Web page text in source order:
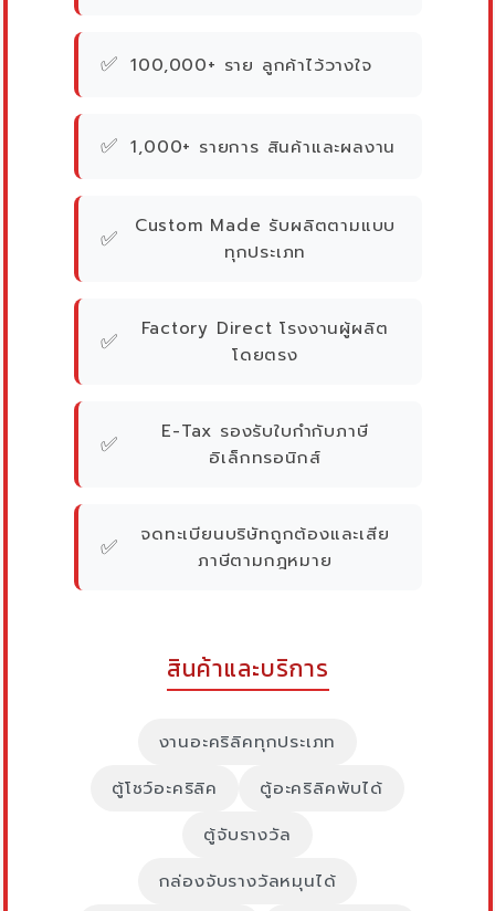
✅ 100,000+ ราย ลูกค้าไว้วางใจ
✅ 1,000+ รายการ สินค้าและผลงาน
✅
Custom Made รับผลิตตามแบบ
ทุกประเภท
✅
Factory Direct โรงงานผู้ผลิต
โดยตรง
✅
E-Tax รองรับใบกำกับภาษี
อิเล็กทรอนิกส์
✅
จดทะเบียนบริษัทถูกต้องและเสีย
ภาษีตามกฎหมาย
สินค้าและบริการ
งานอะคริลิคทุกประเภท
ตู้โชว์อะคริลิค
ตู้อะคริลิคพับได้
ตู้จับรางวัล
กล่องจับรางวัลหมุนได้